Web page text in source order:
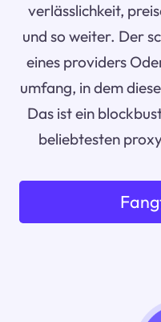
verlässlichkeit,
und so weiter. Der
eines providers
umfang, in dem
Das ist ein
beliebtesten